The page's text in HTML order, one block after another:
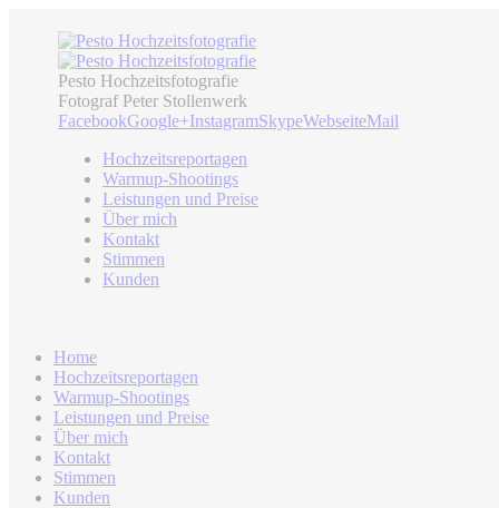
Pesto Hochzeitsfotografie
Fotograf Peter Stollenwerk
FacebookGoogle+InstagramSkypeWebseiteMail
Hochzeitsreportagen
Warmup-Shootings
Leistungen und Preise
Über mich
Kontakt
Stimmen
Kunden
Home
Hochzeitsreportagen
Warmup-Shootings
Leistungen und Preise
Über mich
Kontakt
Stimmen
Kunden